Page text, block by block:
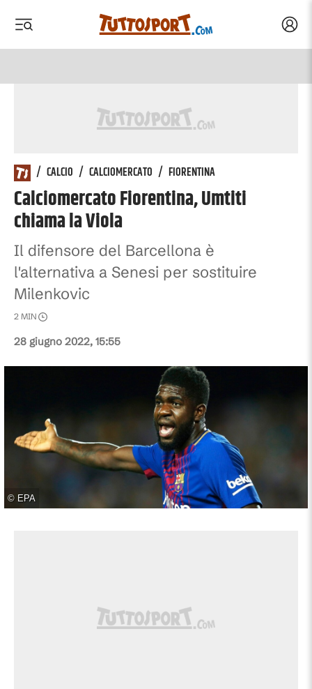
/ CALCIO / CALCIOMERCATO / FIORENTINA
Calciomercato Fiorentina, Umtiti
chiama la Viola
Il difensore del Barcellona è
l'alternativa a Senesi per sostituire
Milenkovic
28 giugno 2022, 15:55
2 MIN
© EPA